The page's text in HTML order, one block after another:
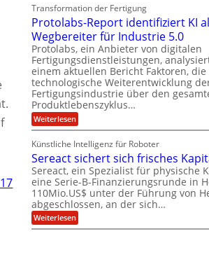
e
i
n
m
e
r
i
k
a
e
r
e
n
t
r
m
f
ü
r
3
D
-
D
u
c
k
f
ü
r
d
e
n
M
a
s
c
h
i
n
e
n
-
u
n
d
A
n
l
a
s
t
q
u
a
n
t
e
n
k
r
y
p
t
o
g
r
a
f
i
e
:
f
Transformation der Fertigung
Protolabs-Report identifiziert KI
Wegbereiter für Industrie 5.0
Protolabs, ein Anbieter von digitalen
Fertigungsdienstleistungen,
einem aktuellen Bericht Faktoren, die
technologische Weiterentwicklung
Fertigungsindustrie über den
Produktlebenszyklus…
Weiterlesen:
P
o
t
o
l
a
b
s
-
R
Künstliche Intelligenz für Roboter
Sereact sichert sich frisches
Sereact, ein Spezialist für physische
eine Serie-B-Finanzierungsrunde in
110Mio.US$ unter der Führung von
abgeschlossen, an der sich…
Weiterlesen:
S